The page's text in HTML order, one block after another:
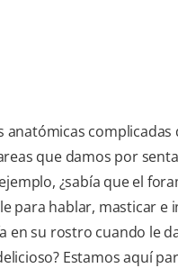
anatómicas complicadas
que damos por
¿sabía que el
para hablar, masticar e
en su rostro cuando le
Estamos aquí